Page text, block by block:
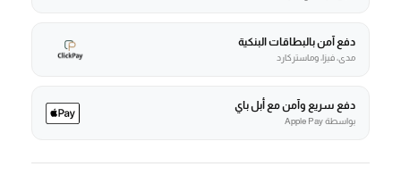
دفع آمن بالبطاقات البنكية
مدى، فيزا، وماستركارد
دفع سريع وآمن مع أبل باي
بواسطة Apple Pay